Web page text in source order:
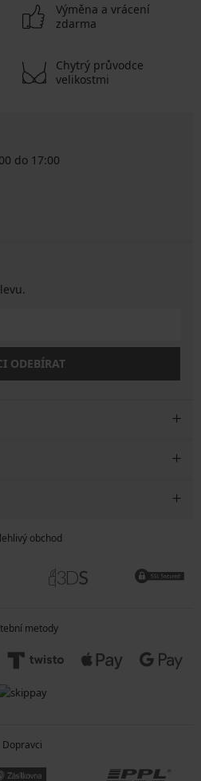
Výměna a vrácení
zdarma
Chytrý průvodce
velikostmi
do 17:00
ODEBÍRAT
obchod
metody
Dopravci